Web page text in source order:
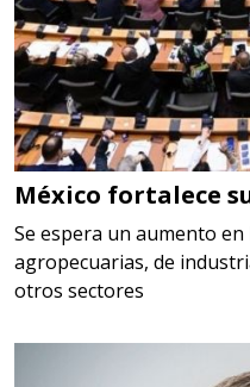
Empresa en
Requiere:
LOGÍSTICA
Especificaciones:
cualquiera
Aplicar al
Empresa en
Requiere:
México fortalece
Se espera un aumento
agropecuarias, de
otros sectores